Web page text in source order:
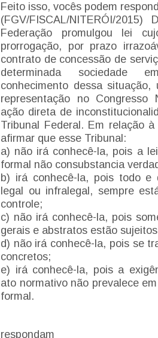
Feito isso, vocês podem
(FGV/FISCAL/NITERÓI/2015)
Federação promulgou lei
prorrogação, por prazo
contrato de concessão de
determinada sociedade
conhecimento dessa
representação no Congresso
ação direta de
Tribunal Federal. Em relação
afirmar que esse Tribunal:
a) não irá conhecê-la, pois a
formal não consubstancia
b) irá conhecê-la, pois todo e
legal ou infralegal, sempre
controle;
c) não irá conhecê-la, pois
gerais e abstratos estão
d) não irá conhecê-la, pois se
concretos;
e) irá conhecê-la, pois a
ato normativo não prevalece
formal.
respondam